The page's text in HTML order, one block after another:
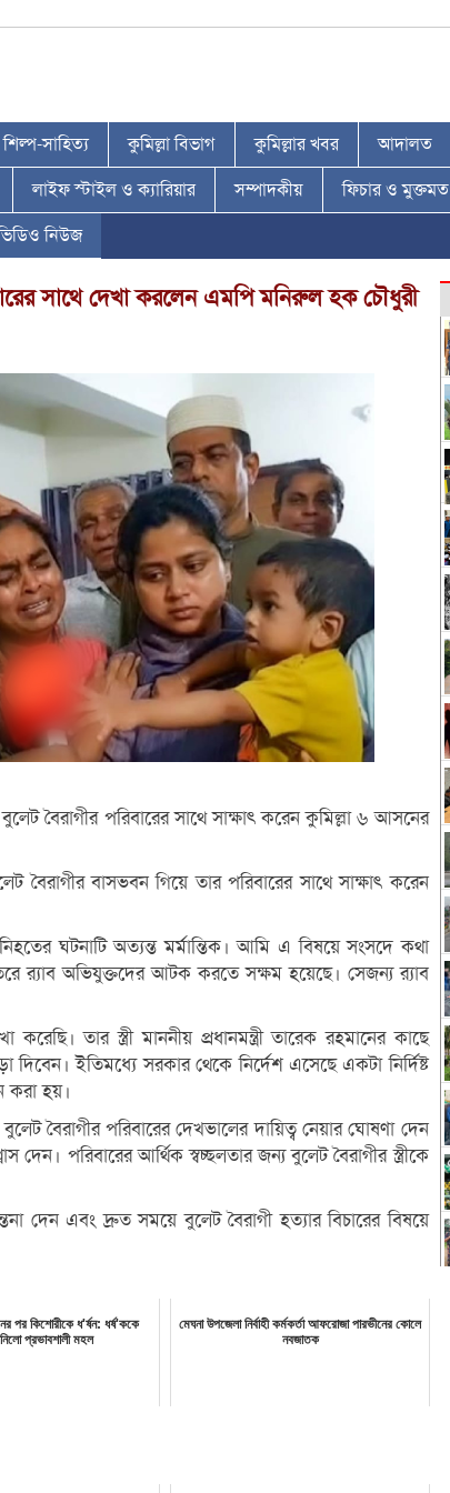
শিল্প-সাহিত্য কুমিল্লা বিভাগ কুমিল্লার খবর আদালত
লাইফ স্টাইল ও ক্যারিয়ার সম্পাদকীয় ফিচার ও মুক্তমত
নিউজ
সাথে দেখা করলেন এমপি মনিরুল হক চৌধুরী
বৈরাগীর পরিবারের সাথে সাক্ষাৎ করেন কুমিল্লা ৬ আসনের
বৈরাগীর বাসভবন গিয়ে তার পরিবারের সাথে সাক্ষাৎ করেন
ঘটনাটি অত্যন্ত মর্মান্তিক। আমি এ বিষয়ে সংসদে কথা
র‍্যাব অভিযুক্তদের আটক করতে সক্ষম হয়েছে। সেজন্য র‍্যাব
তার স্ত্রী মাননীয় প্রধানমন্ত্রী তারেক রহমানের কাছে
ইতিমধ্যে সরকার থেকে নির্দেশ এসেছে একটা নির্দিষ্ট
করা হয়।
পরিবারের দেখভালের দায়িত্ব নেয়ার ঘোষণা দেন
দেন। পরিবারের আর্থিক স্বচ্ছলতার জন্য বুলেট বৈরাগীর স্ত্রীকে
দেন এবং দ্রুত সময়ে বুলেট বৈরাগী হত্যার বিচারের বিষয়ে
পর কিশোরীকে ধ'র্ষন: ধর্ষ'ককে
নিলো প্রভাবশালী মহল
মেঘনা উপজেলা নির্বাহী কর্মকর্তা আফরোজা পারভীনের কোলে
নবজাতক